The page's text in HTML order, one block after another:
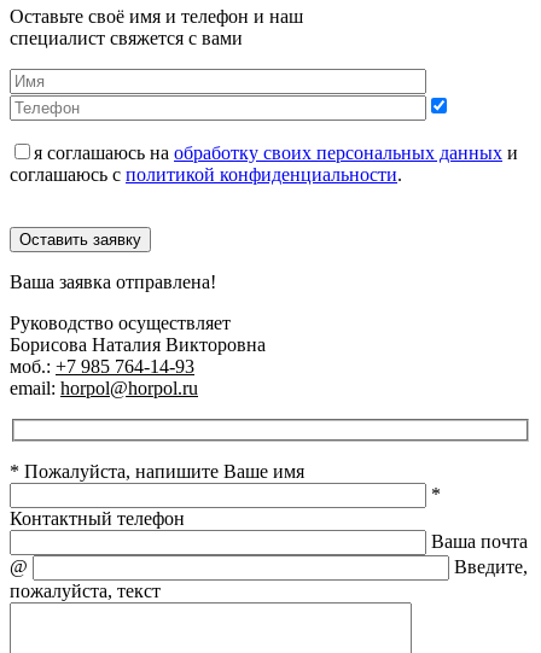
Оставьте своё имя и телефон и наш
специалист свяжется с вами
я соглашаюсь на обработку своих персональных данных и
соглашаюсь с политикой конфиденциальности.
Оставить заявку
Ваша заявка отправлена!
Руководство осуществляет
Борисова Наталия Викторовна
моб.: +7 985 764-14-93
email: horpol@horpol.ru
* Пожалуйста, напишите Ваше имя
*
Контактный телефон
Ваша почта
@
Введите,
пожалуйста, текст